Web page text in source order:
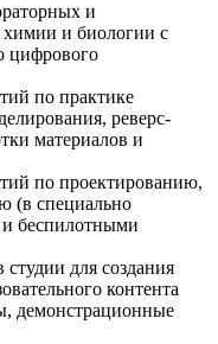
и
химии и биологии с
цифрового
по практике
реверс-
материалов и
по проектированию,
(в специально
и беспилотными
для создания
контента
демонстрационные